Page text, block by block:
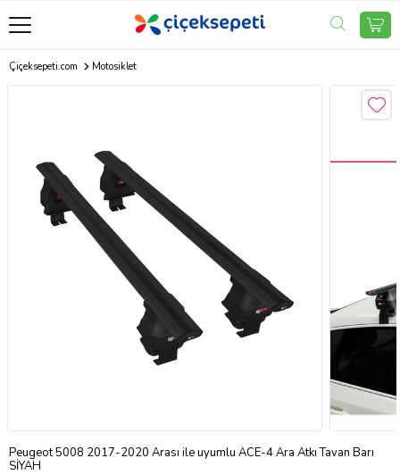
Çiçeksepeti.com Motosiklet
Peugeot 5008 2017-2020 Arası ile uyumlu ACE-4 Ara Atkı Tavan Barı
SİYAH